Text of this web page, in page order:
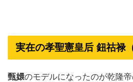
実在の孝聖憲皇后 鈕祜禄
甄嬛のモデルになったのが乾隆帝